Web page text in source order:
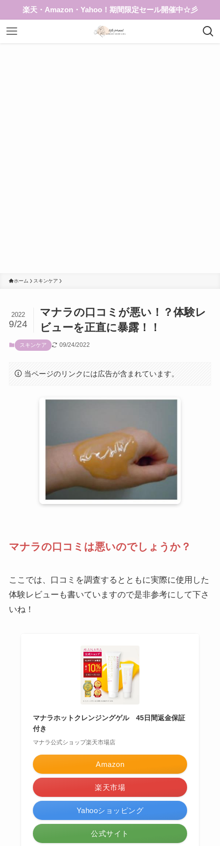
楽天・Amazon・Yahoo！期間限定セール開催中☆彡
ホーム スキンケア
マナラの口コミが悪い！？体験レ
ビューを正直に暴露！！
2022
9/24
スキンケア 09/24/2022
当ページのリンクには広告が含まれています。
マナラの口コミは悪いのでしょうか？
ここでは、口コミを調査するとともに実際に使用した
体験レビューも書いていますので是非参考にして下さ
いね！
マナラホットクレンジングゲル 45日間返金保証
付き
マナラ公式ショップ楽天市場店
Amazon
楽天市場
Yahooショッピング
公式サイト